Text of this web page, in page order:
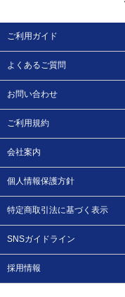
ご利用ガイド
よくあるご質問
お問い合わせ
ご利用規約
会社案内
個人情報保護方針
特定商取引法に基づく表示
SNSガイドライン
採用情報